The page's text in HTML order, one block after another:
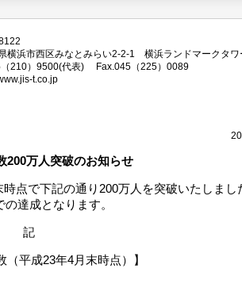
横浜市西区みなとみらい2-2-1 横浜ランドマークタワ
（210）9500(代表) Fax.045（225）0089
t.co.jp
200万人突破のお知らせ
点で下記の通り200万人を突破いたしまし
達成となります。
記
（平成23年4月末時点）】